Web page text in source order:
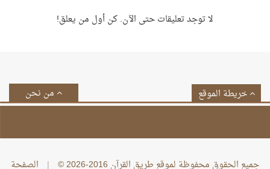
لا توجد تعليقات حتى الآن. كن أول من يعلق!
من نحن خريطة الموقع
جميع الحقوق محفوظة لموقع طريق القرآن 2016-2026 © | الصفحة